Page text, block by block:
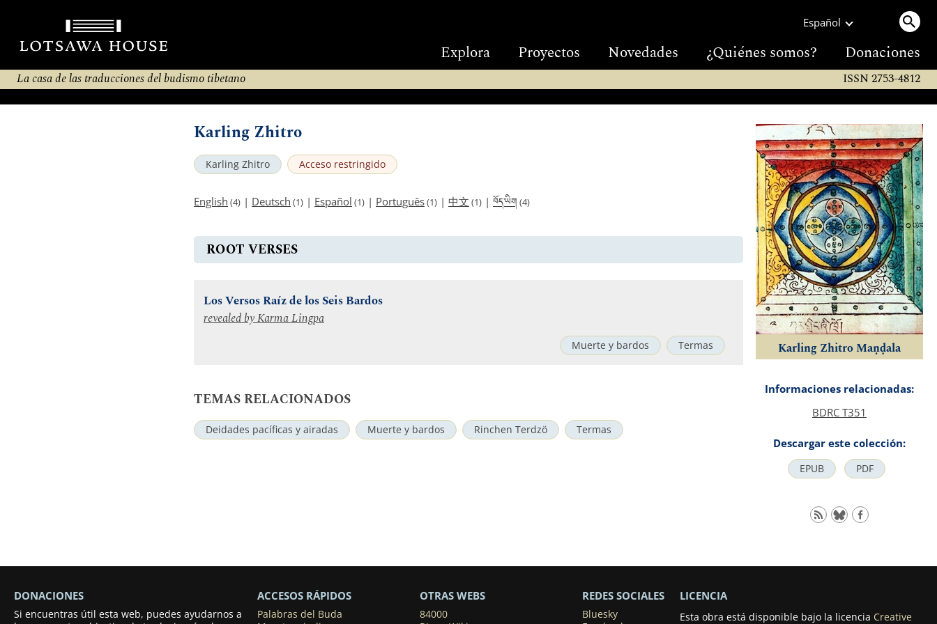
Español
Explora Proyectos Novedades ¿Quiénes somos? Donaciones
La casa de las traducciones del budismo tibetano ISSN 2753-4812
Karling Zhitro
Karling Zhitro Acceso restringido
English (4) | Deutsch (1) | Español (1) | Português(1) | 中文 (1) | བོད་ཡིག (4)
ROOT VERSES
Los Versos Raíz de los Seis Bardos
revealed byKarma Lingpa
Muerte y bardos Termas
TEMAS RELACIONADOS
Deidades pacíficas y airadas Muerte y bardos Rinchen Terdzö Termas
Karling Zhitro Maṇḍala
Informaciones relacionadas:
BDRC T351
Descargar este colección:
EPUB PDF
DONACIONES
Si encuentras útil esta web, puedes ayudarnos a
ACCESOS RÁPIDOS
Palabras del Buda
OTRAS WEBS
84000
REDES SOCIALES
Bluesky
LICENCIA
Esta obra está disponible bajo la licencia Creative